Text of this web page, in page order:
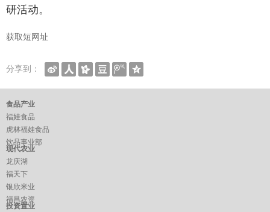
研活动。
获取短网址
分享到：
食品产业
福娃食品
虎林福娃食品
饮品事业部
现代农业
龙庆湖
福天下
银欣米业
福昌农资
投资置业